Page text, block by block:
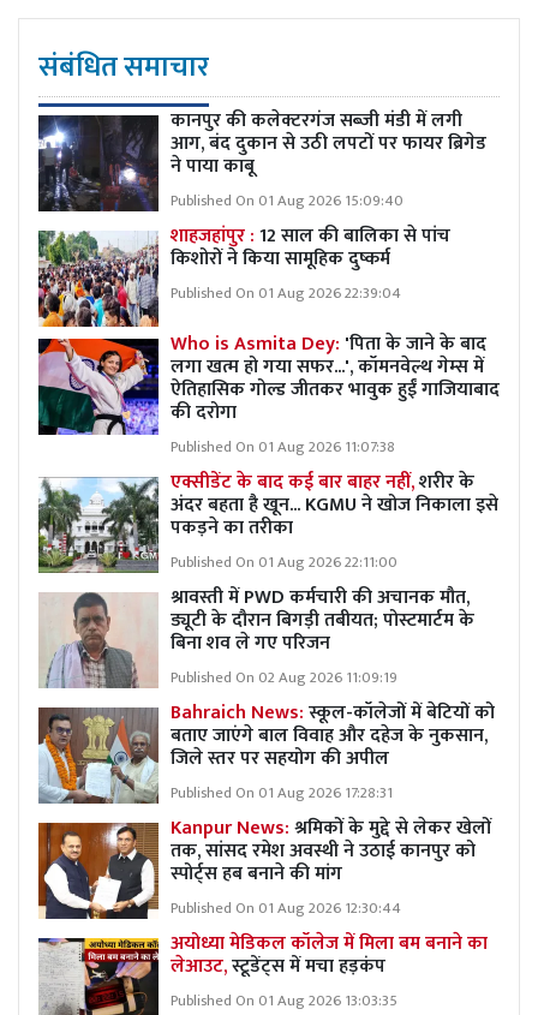
संबंधित समाचार
कानपुर की कलेक्टरगंज सब्जी मंडी में लगी
आग, बंद दुकान से उठी लपटों पर फायर ब्रिगेड
ने पाया काबू
Published On 01 Aug 2026 15:09:40
शाहजहांपुर :12 साल की बालिका से पांच
किशोरों ने किया सामूहिक दुष्कर्म
Published On 01 Aug 2026 22:39:04
Who is Asmita Dey: 'पिता के जाने के बाद
लगा खत्म हो गया सफर...', कॉमनवेल्थ गेम्स में
ऐतिहासिक गोल्ड जीतकर भावुक हुईं गाजियाबाद
की दरोगा
Published On 01 Aug 2026 11:07:38
एक्सीडेंट के बाद कई बार बाहर नहीं,शरीर के
अंदर बहता है खून... KGMU ने खोज निकाला इसे
पकड़ने का तरीका
Published On 01 Aug 2026 22:11:00
श्रावस्ती में PWD कर्मचारी की अचानक मौत,
ड्यूटी के दौरान बिगड़ी तबीयत; पोस्टमार्टम के
बिना शव ले गए परिजन
Published On 02 Aug 2026 11:09:19
Bahraich News:स्कूल-कॉलेजों में बेटियों को
बताए जाएंगे बाल विवाह और दहेज के नुकसान,
जिले स्तर पर सहयोग की अपील
Published On 01 Aug 2026 17:28:31
Kanpur News:श्रमिकों के मुद्दे से लेकर खेलों
तक, सांसद रमेश अवस्थी ने उठाई कानपुर को
स्पोर्ट्स हब बनाने की मांग
Published On 01 Aug 2026 12:30:44
अयोध्या मेडिकल कॉलेज में मिला बम बनाने का
लेआउट,स्टूडेंट्स में मचा हड़कंप
Published On 01 Aug 2026 13:03:35